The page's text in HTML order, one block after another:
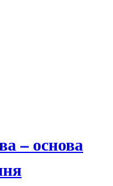
– основа